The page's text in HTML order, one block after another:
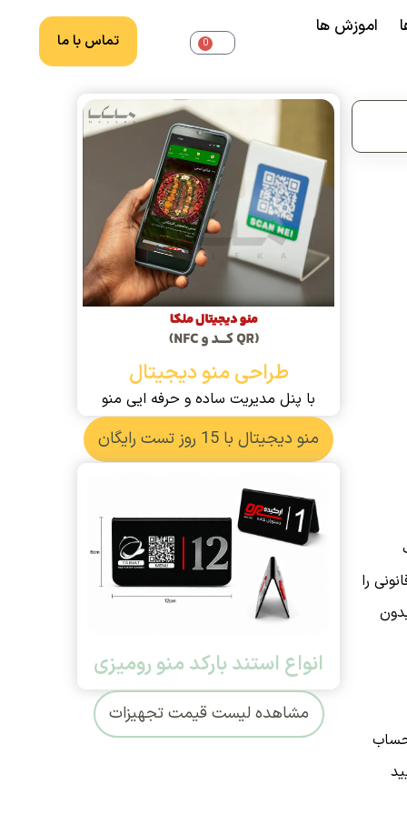
اموزش ها
0 تماس با ما
را
حساب
طراحی منو دیجیتال
با پنل مدیریت ساده و حرفه ایی منو
منو دیجیتال با 15 روز تست رایگان
انواع استند بارکد منو رومیزی
مشاهده لیست قیمت تجهیزات